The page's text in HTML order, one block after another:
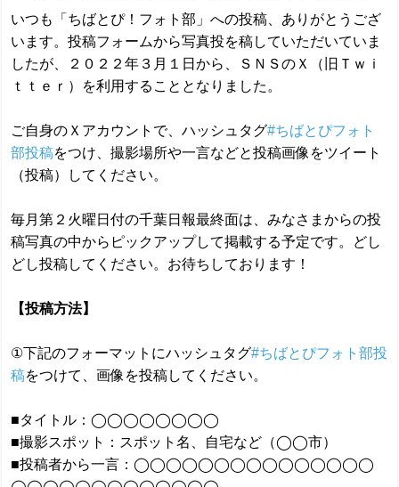
いつも「ちばとぴ！フォト部」への投稿、ありがとうござ
います。投稿フォームから写真投を稿していただいていま
したが、２０２２年３月１日から、ＳＮＳのＸ（旧Ｔｗｉ
ｔｔｅｒ）を利用することとなりました。
ご自身のＸアカウントで、ハッシュタグ#ちばとぴフォト
部投稿をつけ、撮影場所や一言などと投稿画像をツイート
（投稿）してください。
毎月第２火曜日付の千葉日報最終面は、みなさまからの投
稿写真の中からピックアップして掲載する予定です。どし
どし投稿してください。お待ちしております！
【投稿方法】
①下記のフォーマットにハッシュタグ#ちばとぴフォト部投
稿をつけて、画像を投稿してください。
■タイトル：◯◯◯◯◯◯◯◯
■撮影スポット：スポット名、自宅など（◯◯市）
■投稿者から一言：◯◯◯◯◯◯◯◯◯◯◯◯◯◯◯